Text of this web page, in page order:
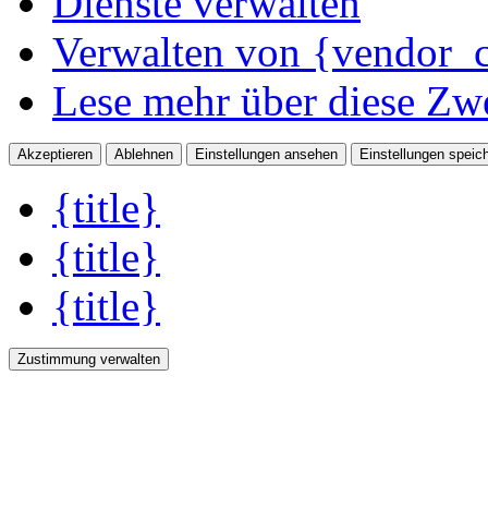
Verwalten von
Lese mehr über diese
Akzeptieren Ablehnen Einstellungen ansehen Einstellungen
{title}
{title}
{title}
Zustimmung verwalten